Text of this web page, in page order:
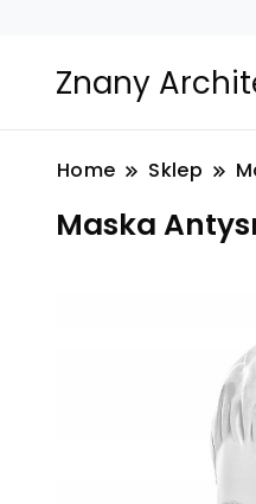
Znany
Home Sklep
Maska